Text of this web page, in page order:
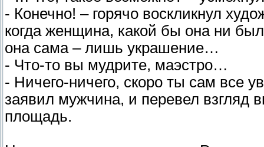
- Конечно! – горячо воскликнул
когда женщина, какой бы она ни
она сама – лишь украшение…
- Что-то вы мудрите, маэстро…
- Ничего-ничего, скоро ты сам все
заявил мужчина, и перевел взгляд
площадь.